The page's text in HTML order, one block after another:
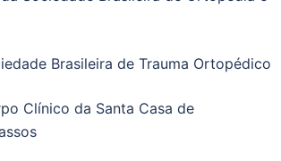
Brasileira de Trauma Ortopédico
Clínico da Santa Casa de